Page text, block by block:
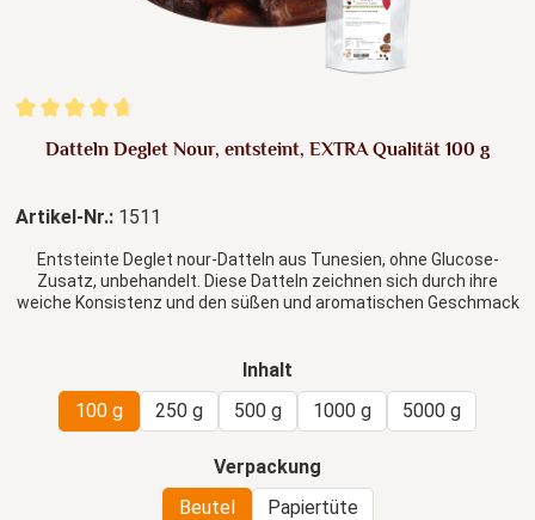
Durchschnittliche Bewertung von 4.76 von 5 Sternen
Datteln Deglet Nour, entsteint, EXTRA Qualität 100 g
Artikel-Nr.: 1511
Entsteinte Deglet nour-Datteln aus Tunesien, ohne Glucose-
Zusatz, unbehandelt. Diese Datteln zeichnen sich durch ihre
weiche Konsistenz und den süßen und aromatischen Geschmack
Inhalt
100 g
250 g 500 g 1000 g 5000 g
Verpackung
Beutel
Papiertüte